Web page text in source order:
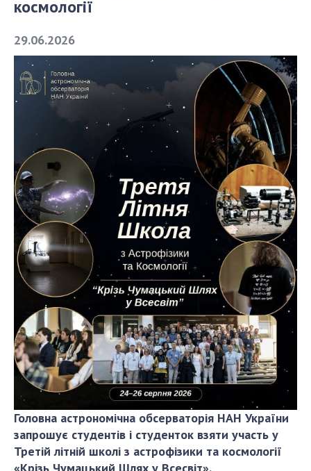
СТРУКТУРА
Президія НАН України
Апарат Президії
Секція фізико-технічних і математичних
наук
Секція хімічних і біологічних наук
Секція суспільних і гуманітарних наук
Установи при Президії
Ради, комітети та комісії
Наукові центри МОН та НАН України
Громадські організації
ДІЯЛЬНІСТЬ
Засідання Президії НАН України
Сесії Загальних зборів НАН України
Річні звіти НАН України
Річні фінансові звіти НАН України
Наукові публікації та видавнича діяльність
Охорона прав інтелектуальної власності та
космології
29.06.2026
Головна астрономічна обсерваторія НАН України
запрошує студентів і студенток взяти участь у
Третій літній школі з астрофізики та космології
«Крізь Чумацький Шлях у Всесвіт».